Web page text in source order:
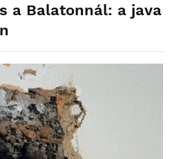
a Balatonnál: a java